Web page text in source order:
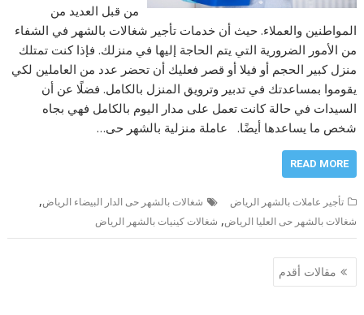
من قبل العديد من
المواطنين والعملاء. حيث أن خدمات تأجير شغالات بالشهر في الشفاء
من الأمور الضرورية التي يتم الحاجة إليها في منزلك. فإذا كنت تمتلك
منزل كبير الحجم أو فيلا أو قصر فعليك أن تحضر عدد من العاملين لكي
يقوموا بمساعدتك في تدبير وترويق المنزل بالكامل. فضلًا عن أن
السيدات في حالة كانت تعمل على مدار اليوم بالكامل فهي بجاه
شخص ما يساعدها أيضًا. عاملة منزلية بالشهر حى…
READ MORE
تأجير عاملات بالشهر الرياض شغالات بالشهر حى الدار البيضاء الرياض,
شغالات بالشهر حى العليا الرياض, شغالات كينيات بالشهر الرياض
تصفّح
المقالات
مقالات أقدم